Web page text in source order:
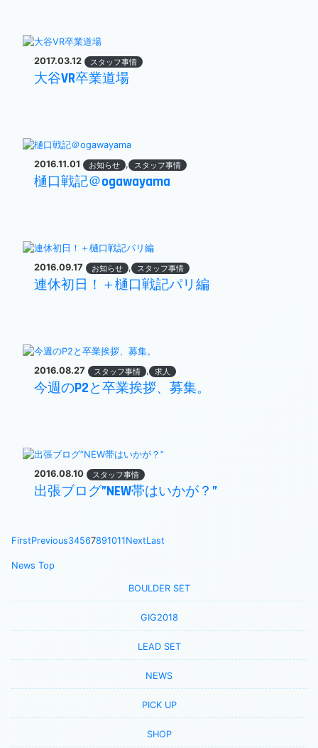
2017.03.12 スタッフ事情
大谷VR卒業道場
2016.11.01 お知らせ , スタッフ事情
樋口戦記＠ogawayama
2016.09.17 お知らせ , スタッフ事情
連休初日！＋樋口戦記パリ編
2016.08.27 スタッフ事情 , 求人
今週のP2と卒業挨拶、募集。
2016.08.10 スタッフ事情
出張ブログ”NEW帯はいかが？”
FirstPrevious34567891011NextLast
News Top
BOULDER SET
GIG2018
LEAD SET
NEWS
PICK UP
SHOP